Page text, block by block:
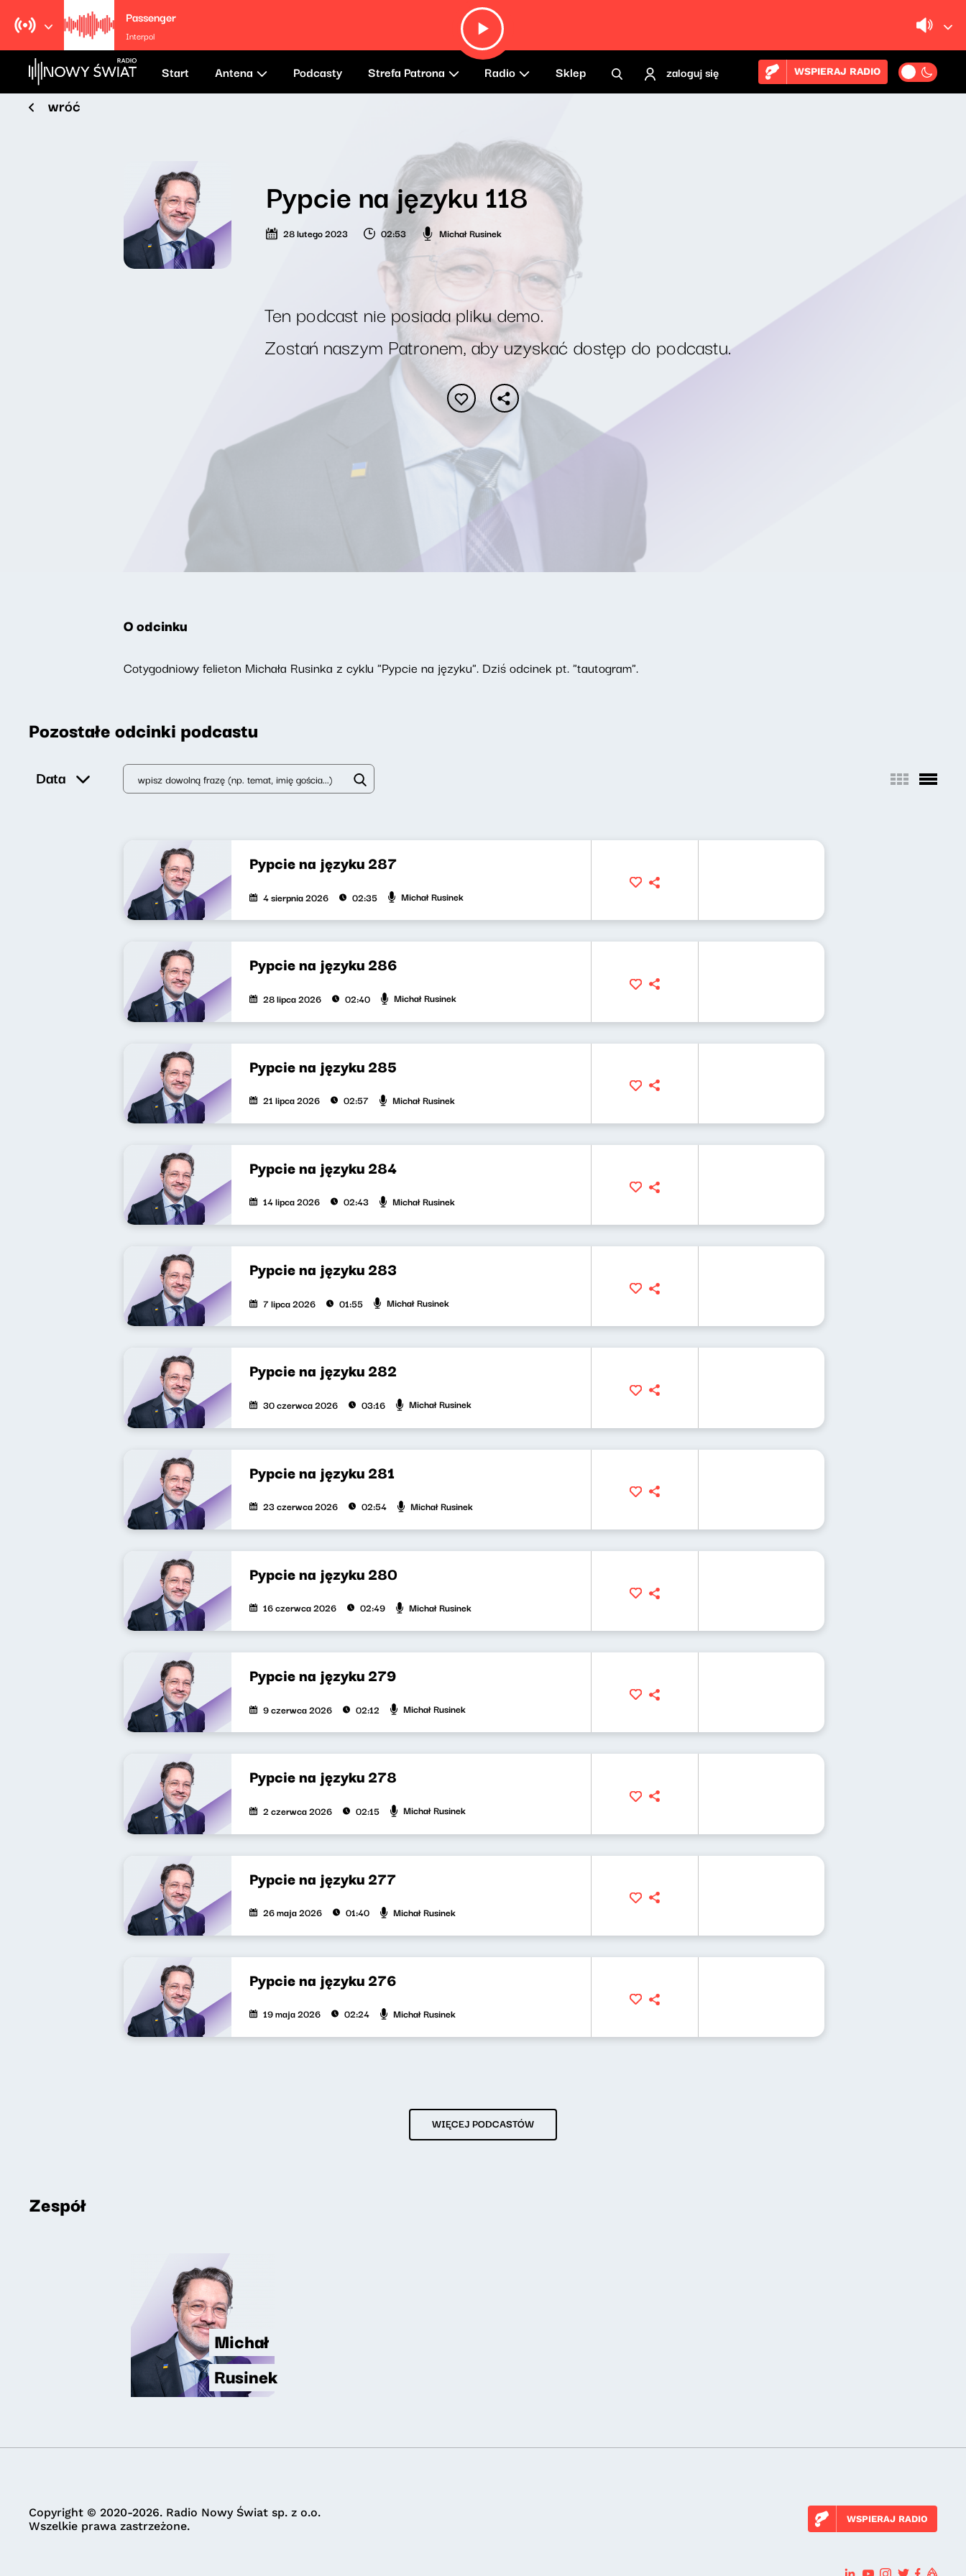
Passenger
Interpol
Start Antena Podcasty Strefa Patrona Radio Sklep zaloguj się WSPIERAJ RADIO
wróć
Pypcie na języku 118
28 lutego 2023 02:53 Michał Rusinek
Ten podcast nie posiada pliku demo.
Zostań naszym Patronem, aby uzyskać dostęp do podcastu.
O odcinku
Cotygodniowy felieton Michała Rusinka z cyklu "Pypcie na języku". Dziś odcinek pt. "tautogram".
Pozostałe odcinki podcastu
Data
Pypcie na języku 287
4 sierpnia 2026 02:35 Michał Rusinek
Pypcie na języku 286
28 lipca 2026 02:40 Michał Rusinek
Pypcie na języku 285
21 lipca 2026 02:57 Michał Rusinek
Pypcie na języku 284
14 lipca 2026 02:43 Michał Rusinek
Pypcie na języku 283
7 lipca 2026 01:55 Michał Rusinek
Pypcie na języku 282
30 czerwca 2026 03:16 Michał Rusinek
Pypcie na języku 281
23 czerwca 2026 02:54 Michał Rusinek
Pypcie na języku 280
16 czerwca 2026 02:49 Michał Rusinek
Pypcie na języku 279
9 czerwca 2026 02:12 Michał Rusinek
Pypcie na języku 278
2 czerwca 2026 02:15 Michał Rusinek
Pypcie na języku 277
26 maja 2026 01:40 Michał Rusinek
Pypcie na języku 276
19 maja 2026 02:24 Michał Rusinek
WIĘCEJ PODCASTÓW
Zespół
Michał
Rusinek
Copyright © 2020-2026. Radio Nowy Świat sp. z o.o.
Wszelkie prawa zastrzeżone.
WSPIERAJ RADIO